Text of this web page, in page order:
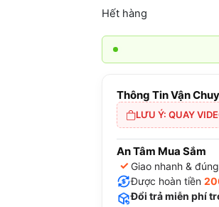
Hết hàng
Thông Tin Vận
LƯU Ý: QUAY
An Tâm Mua Sắm
✓ Giao nhanh &
Được hoàn tiền
Đổi trả miễn phí